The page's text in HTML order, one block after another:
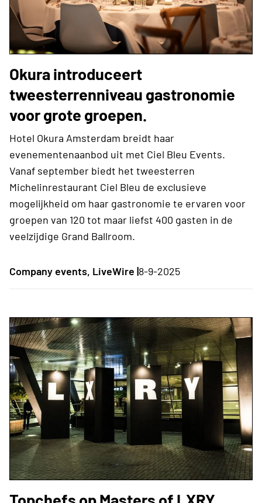
Okura introduceert
tweesterrenniveau gastronomie
voor grote groepen.
Hotel Okura Amsterdam breidt haar
evenementenaanbod uit met Ciel Bleu Events.
Vanaf september biedt het tweesterren
Michelinrestaurant Ciel Bleu de exclusieve
mogelijkheid om haar gastronomie te ervaren voor
groepen van 120 tot maar liefst 400 gasten in de
veelzijdige Grand Ballroom.
Company events, LiveWire |8-9-2025